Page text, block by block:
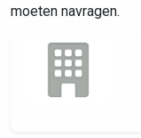
moeten navragen.